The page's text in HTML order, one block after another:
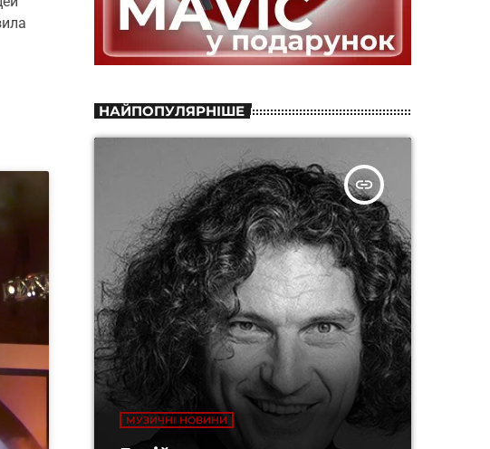
НАЙПОПУЛЯРНІШЕ
insert_link
МУЗИЧНІ НОВИНИ